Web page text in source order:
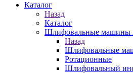
Каталог
Назад
Каталог
Шлифовальные машины
Назад
Шлифовальные
Ротационные
Шлифовальный